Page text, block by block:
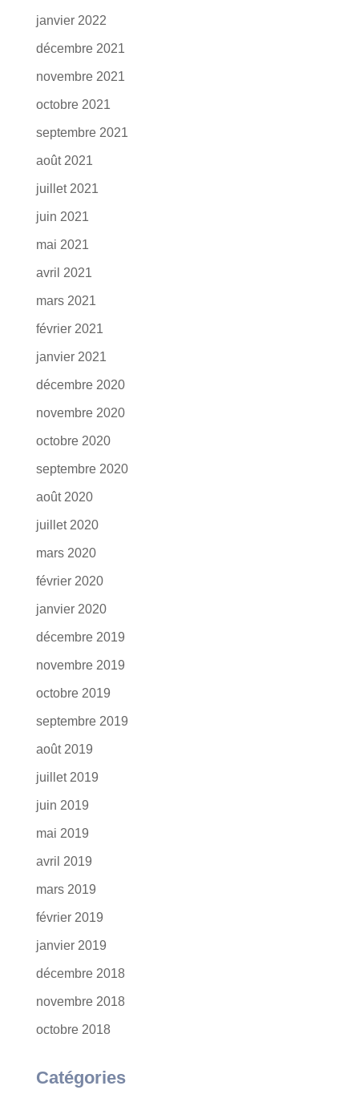
janvier 2022
décembre 2021
novembre 2021
octobre 2021
septembre 2021
août 2021
juillet 2021
juin 2021
mai 2021
avril 2021
mars 2021
février 2021
janvier 2021
décembre 2020
novembre 2020
octobre 2020
septembre 2020
août 2020
juillet 2020
mars 2020
février 2020
janvier 2020
décembre 2019
novembre 2019
octobre 2019
septembre 2019
août 2019
juillet 2019
juin 2019
mai 2019
avril 2019
mars 2019
février 2019
janvier 2019
décembre 2018
novembre 2018
octobre 2018
Catégories